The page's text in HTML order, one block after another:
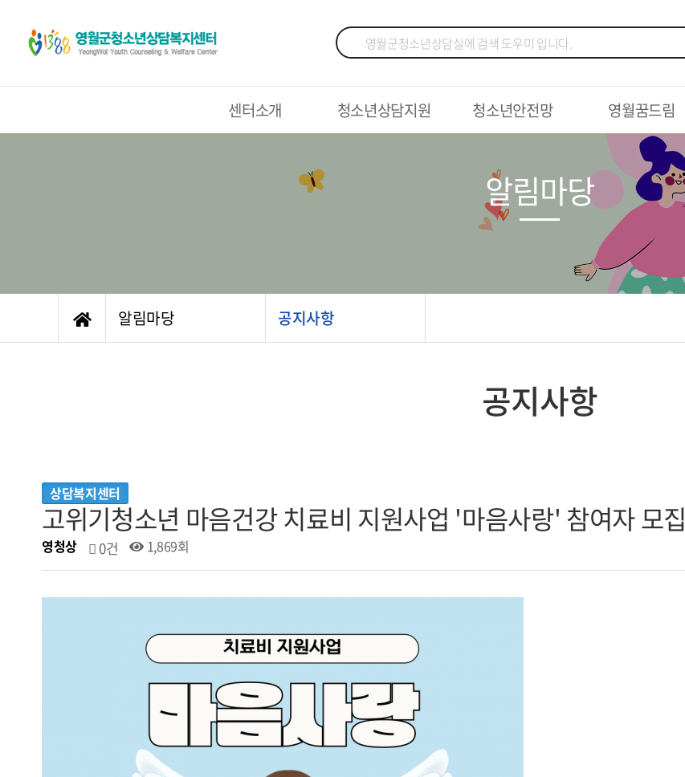
센터소개 청소년상담지원 청소년안전망 영월꿈드림
알림마당 공지사항
알림마당
공지사항
상담복지센터
고위기청소년 마음건강 치료비 지원사업 '마음사랑' 참여자 모집
영청상 0건 1,869회